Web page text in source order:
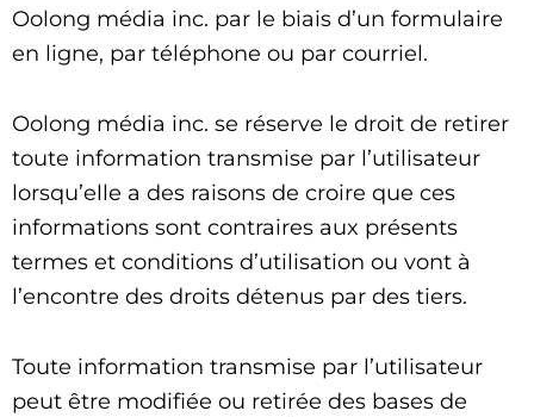
Oolong média inc. par le biais d’un formulaire
en ligne, par téléphone ou par courriel.
Oolong média inc. se réserve le droit de retirer
toute information transmise par l’utilisateur
lorsqu’elle a des raisons de croire que ces
informations sont contraires aux présents
termes et conditions d’utilisation ou vont à
l’encontre des droits détenus par des tiers.
Toute information transmise par l’utilisateur
peut être modifiée ou retirée des bases de